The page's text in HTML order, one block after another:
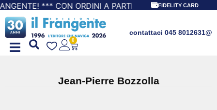
*** CON ORDINI A PARTIRE DA 69,90€ LAFIDELITY CARD
contattaci 045 8012631@
0
Jean-Pierre Bozzolla